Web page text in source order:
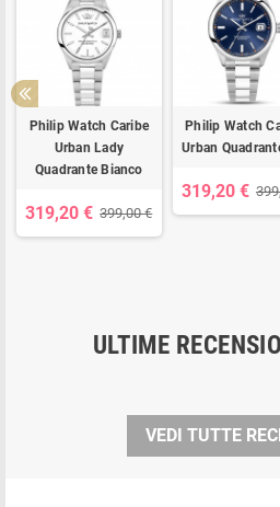
Philip Watch Caribe
Urban Lady
Quadrante Bianco
319,20 € 399,00 €
Philip Watch
Urban
319,20 €
ULTIME
VEDI TUTTE